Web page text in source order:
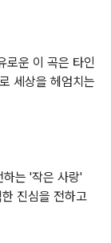
로운 이 곡은 타인
세상을 헤엄치는
는 '작은 사랑'
진심을 전하고